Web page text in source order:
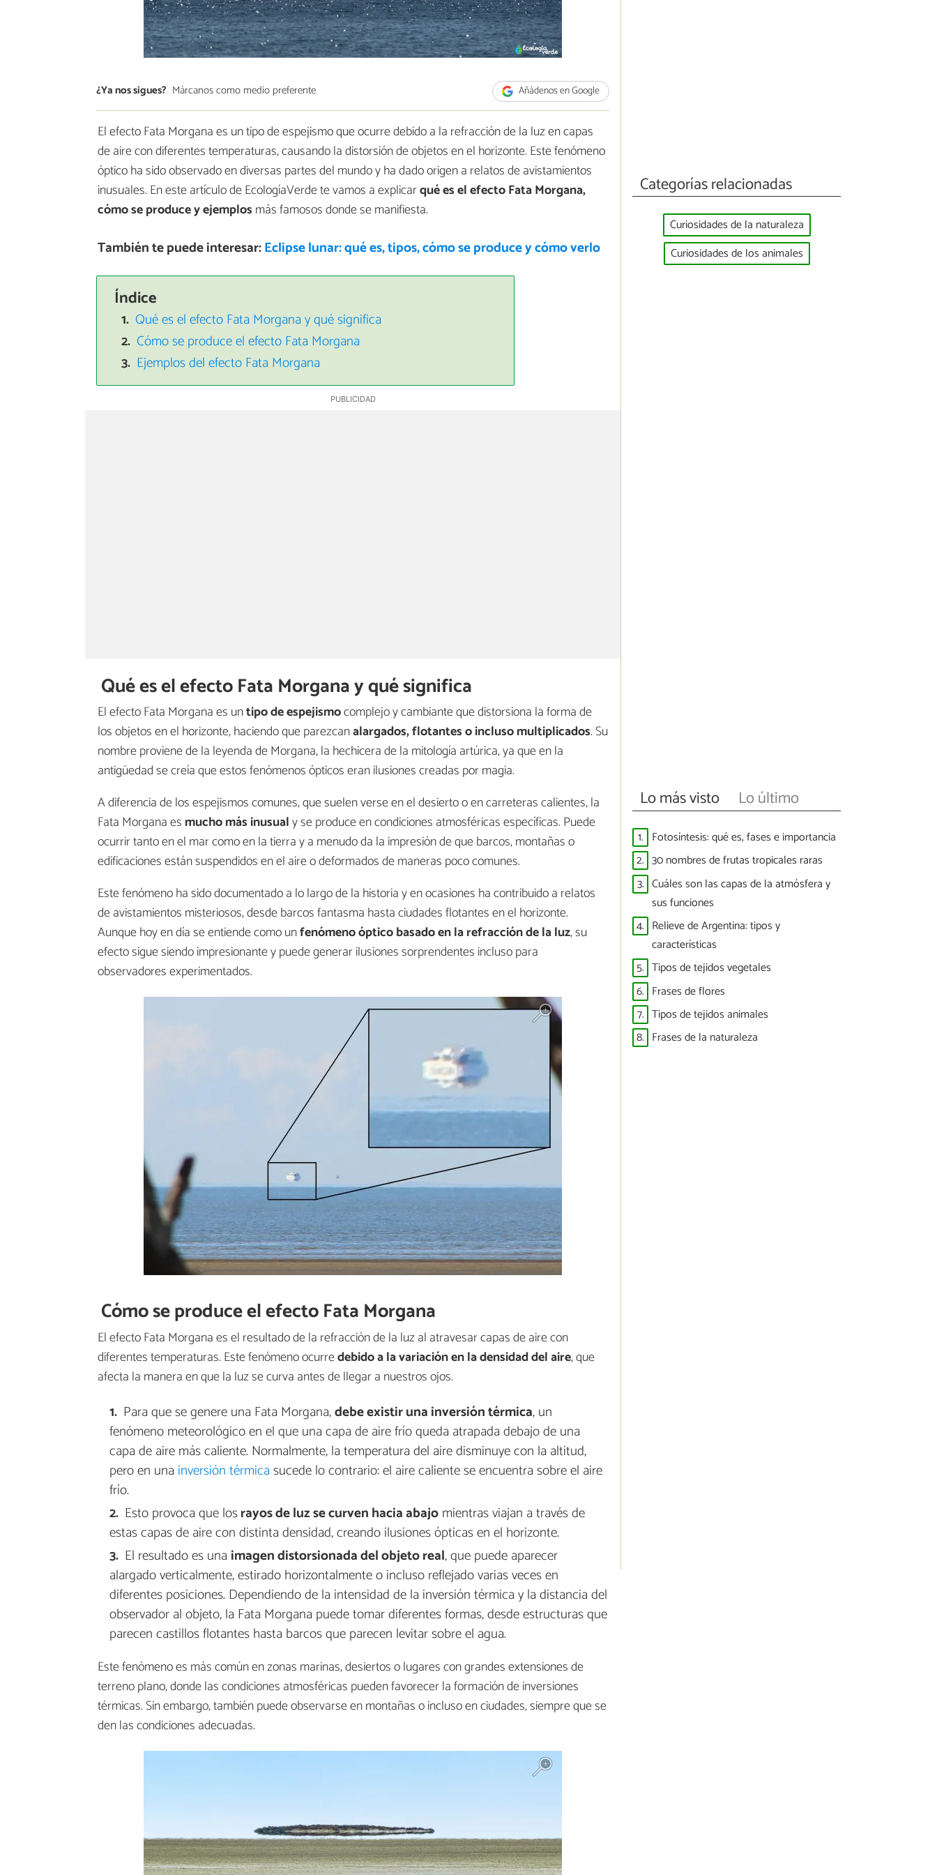
¿Ya nos sigues? Márcanos como medio preferente Añádenos en Google
El efecto Fata Morgana es un tipo de espejismo que ocurre debido a la refracción de la luz en capas
de aire con diferentes temperaturas, causando la distorsión de objetos en el horizonte. Este fenómeno
óptico ha sido observado en diversas partes del mundo y ha dado origen a relatos de avistamientos
inusuales. En este artículo de EcologíaVerde te vamos a explicarqué es el efecto Fata Morgana,
cómo se produce y ejemplos más famosos donde se manifiesta.
También te puede interesar:Eclipse lunar: qué es, tipos, cómo se produce y cómo verlo
Índice
Qué es el efecto Fata Morgana y qué significa
Cómo se produce el efecto Fata Morgana
Ejemplos del efecto Fata Morgana
Qué es el efecto Fata Morgana y qué significa
El efecto Fata Morgana es untipo de espejismocomplejo y cambiante que distorsiona la forma de
los objetos en el horizonte, haciendo que parezcanalargados, flotantes o incluso multiplicados. Su
nombre proviene de la leyenda de Morgana, la hechicera de la mitología artúrica, ya que en la
antigüedad se creía que estos fenómenos ópticos eran ilusiones creadas por magia.
A diferencia de los espejismos comunes, que suelen verse en el desierto o en carreteras calientes, la
Fata Morgana es mucho más inusualy se produce en condiciones atmosféricas específicas. Puede
ocurrir tanto en el mar como en la tierra y a menudo da la impresión de que barcos, montañas o
edificaciones están suspendidos en el aire o deformados de maneras poco comunes.
Este fenómeno ha sido documentado a lo largo de la historia y en ocasiones ha contribuido a relatos
de avistamientos misteriosos, desde barcos fantasma hasta ciudades flotantes en el horizonte.
Aunque hoy en día se entiende como unfenómeno óptico basado en la refracción de la luz, su
efecto sigue siendo impresionante y puede generar ilusiones sorprendentes incluso para
observadores experimentados.
Cómo se produce el efecto Fata Morgana
El efecto Fata Morgana es el resultado de la refracción de la luz al atravesar capas de aire con
diferentes temperaturas. Este fenómeno ocurredebido a la variación en la densidad del aire, que
afecta la manera en que la luz se curva antes de llegar a nuestros ojos.
Para que se genere una Fata Morgana,debe existir una inversión térmica, un
fenómeno meteorológico en el que una capa de aire frío queda atrapada debajo de una
capa de aire más caliente. Normalmente, la temperatura del aire disminuye con la altitud,
pero en una inversión térmicasucede lo contrario: el aire caliente se encuentra sobre el aire
frío.
Esto provoca que losrayos de luz se curven hacia abajomientras viajan a través de
estas capas de aire con distinta densidad, creando ilusiones ópticas en el horizonte.
El resultado es una imagen distorsionada del objeto real, que puede aparecer
alargado verticalmente, estirado horizontalmente o incluso reflejado varias veces en
diferentes posiciones. Dependiendo de la intensidad de la inversión térmica y la distancia del
observador al objeto, la Fata Morgana puede tomar diferentes formas, desde estructuras que
parecen castillos flotantes hasta barcos que parecen levitar sobre el agua.
Este fenómeno es más común en zonas marinas, desiertos o lugares con grandes extensiones de
terreno plano, donde las condiciones atmosféricas pueden favorecer la formación de inversiones
térmicas. Sin embargo, también puede observarse en montañas o incluso en ciudades, siempre que se
den las condiciones adecuadas.
Categorías relacionadas
Curiosidades de la naturaleza
Curiosidades de los animales
Lo más visto Lo último
1. Fotosíntesis: qué es, fases e importancia
2. 30 nombres de frutas tropicales raras
3. Cuáles son las capas de la atmósfera y
sus funciones
4. Relieve de Argentina: tipos y
características
5. Tipos de tejidos vegetales
6. Frases de flores
7. Tipos de tejidos animales
8. Frases de la naturaleza